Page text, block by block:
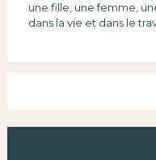
une fille, une femme,
dans la vie et dans le